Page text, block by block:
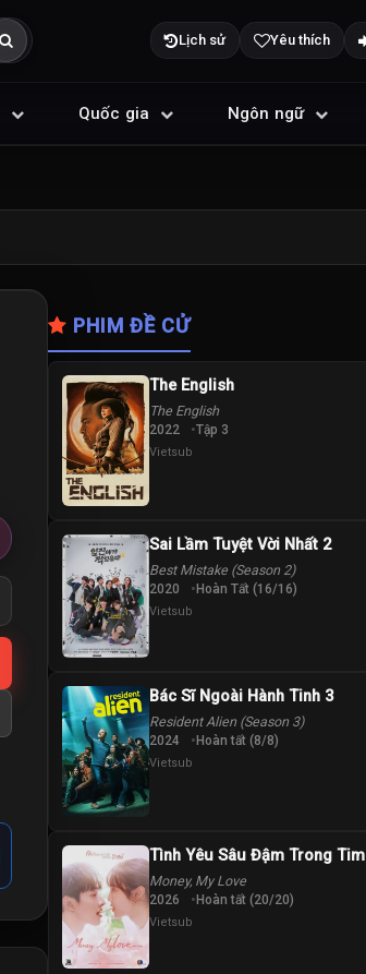
Lịch sử Yêu thích
Quốc gia Ngôn ngữ
PHIM ĐỀ CỬ
The English
The English
2022 Tập 3
Vietsub
Sai Lầm Tuyệt Vời Nhất 2
Best Mistake (Season 2)
2020 Hoàn Tất (16/16)
Vietsub
Bác Sĩ Ngoài Hành Tinh 3
Resident Alien (Season 3)
2024 Hoàn tất (8/8)
Vietsub
Tình Yêu Sâu Đậm Trong Tim
Money, My Love
2026 Hoàn tất (20/20)
Vietsub